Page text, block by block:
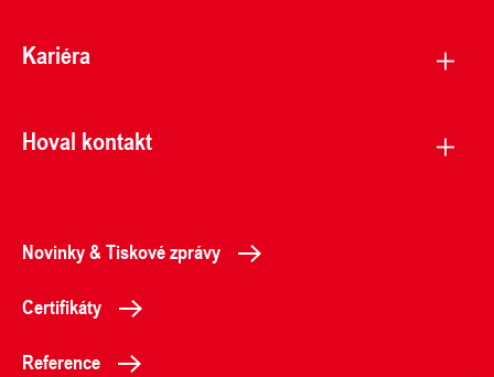
Kariéra
Hoval kontakt
Novinky & Tiskové zprávy
Certifikáty
Reference